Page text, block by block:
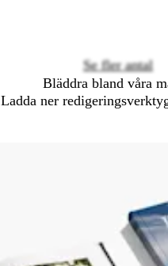
Se fler antal
Bläddra bland våra
Ladda ner